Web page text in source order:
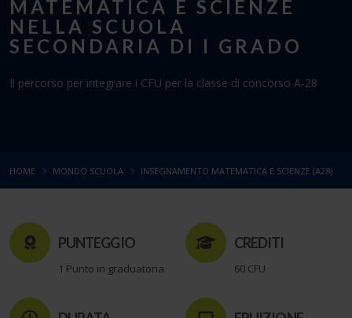
MATEMATICA E SCIENZE
NELLA SCUOLA
SECONDARIA DI I GRADO
Il percorso per integrare i CFU per la classe di concorso A-28
HOME MONDO SCUOLA INSEGNAMENTO MATEMATICA E SCIENZE (A28)
PUNTEGGIO
1 Punto in graduatoria
CREDITI
60 CFU